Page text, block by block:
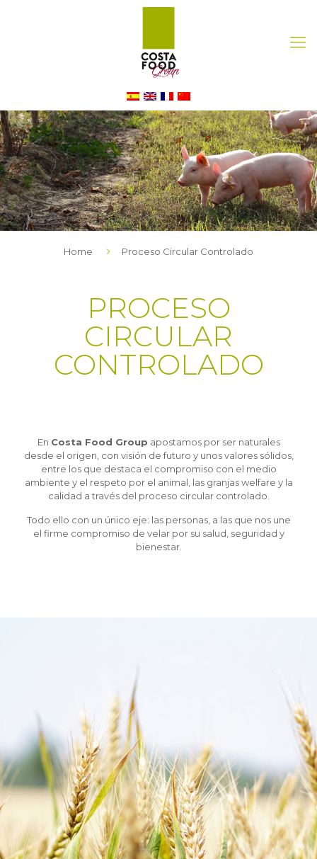
Home Proceso Circular Controlado
PROCESO
CIRCULAR
CONTROLADO
En Costa Food Group apostamos por ser naturales
desde el origen, con visión de futuro y unos valores sólidos,
entre los que destaca el compromiso con el medio
ambiente y el respeto por el animal, las granjas welfare y la
calidad a través del proceso circular controlado.
Todo ello con un único eje: las personas, a las que nos une
el firme compromiso de velar por su salud, seguridad y
bienestar.